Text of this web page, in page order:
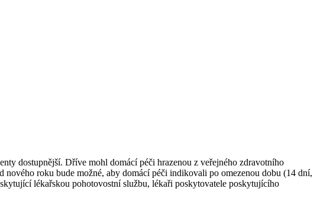
dostupnější. Dříve mohl domácí péči hrazenou z veřejného zdravotního
roku bude možné, aby domácí péči indikovali po omezenou dobu (14 dní,
lékařskou pohotovostní službu, lékaři poskytovatele poskytujícího